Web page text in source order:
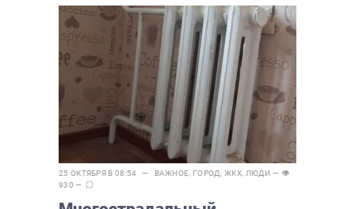
25 ОКТЯБРЯ В 08:54 — ВАЖНОЕ ГОРОД ,ЖКХ, ЛЮДИ — 👁
930 —